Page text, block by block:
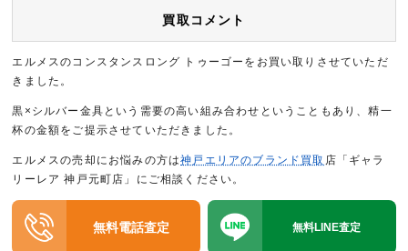
買取コメント
エルメスのコンスタンスロング トゥーゴーをお買い取りさせていただ
きました。
黒×シルバー金具という需要の高い組み合わせということもあり、精一
杯の金額をご提示させていただきました。
エルメスの売却にお悩みの方は神戸エリアのブランド買取 店「ギャラ
リーレア 神戸元町店」にご相談ください。
無料電話査定 無料LINE査定